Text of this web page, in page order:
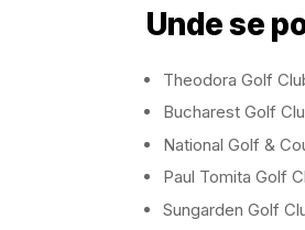
Unde se
Theodora Golf
Bucharest Golf
National Golf &
Paul Tomita Golf
Sungarden Golf